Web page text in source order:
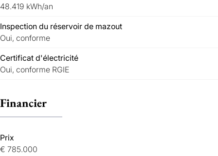
48.419 kWh/an
Inspection du réservoir de mazout
Oui, conforme
Certificat d'électricité
Oui, conforme RGIE
Financier
Prix
€ 785.000